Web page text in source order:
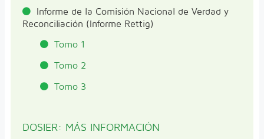
Informe de la Comisión Nacional de Verdad y
Reconciliación (Informe Rettig)
Tomo 1
Tomo 2
Tomo 3
DOSIER: MÁS INFORMACIÓN